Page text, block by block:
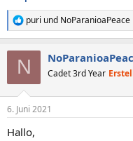
R
e
e
:
puri und NoParanioaPeace
N Cadet 3rd Year
6. Juni 2021
Hallo,